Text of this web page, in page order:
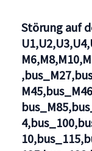
Störung auf